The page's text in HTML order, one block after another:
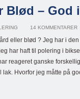
Blød –
14 KOMMENTARER
eller blød ? Jeg har i
har haft til polering i
reageret ganske
lak. Hvorfor jeg måtte på